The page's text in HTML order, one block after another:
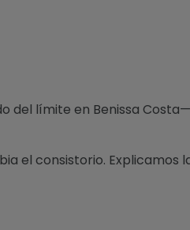
del límite en Benissa
el consistorio. Explicamos